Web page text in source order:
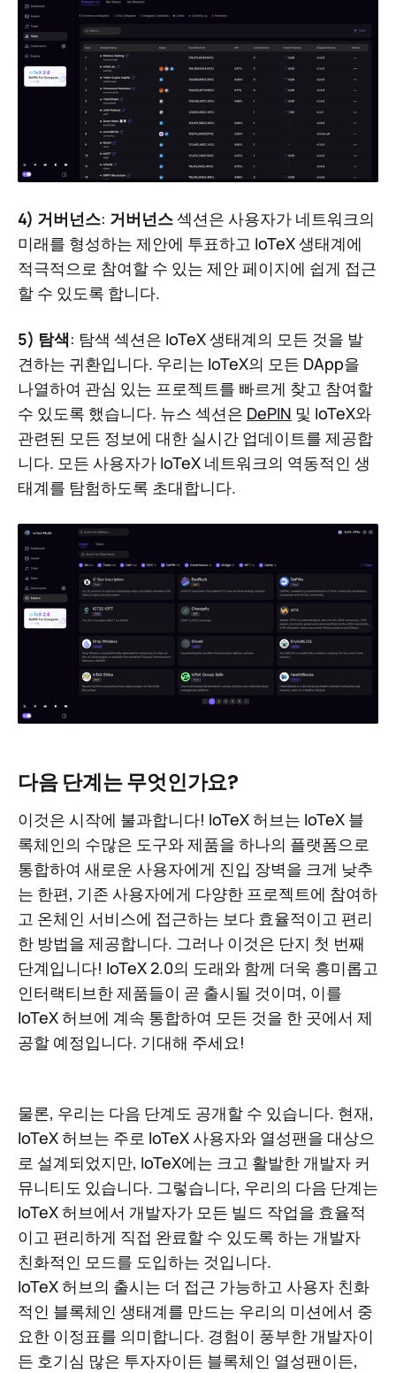
4) 거버넌스: 거버넌스섹션은 사용자가 네트워크의
미래를 형성하는 제안에 투표하고 IoTeX 생태계에
적극적으로 참여할 수 있는 제안 페이지에 쉽게 접근
할 수 있도록 합니다.
5) 탐색: 탐색 섹션은 IoTeX 생태계의 모든 것을 발
견하는 귀환입니다. 우리는 IoTeX의 모든 DApp을
나열하여 관심 있는 프로젝트를 빠르게 찾고 참여할
수 있도록 했습니다. 뉴스 섹션은 DePIN 및 IoTeX와
관련된 모든 정보에 대한 실시간 업데이트를 제공합
니다. 모든 사용자가 IoTeX 네트워크의 역동적인 생
태계를 탐험하도록 초대합니다.
다음 단계는 무엇인가요?
이것은 시작에 불과합니다! IoTeX 허브는 IoTeX 블
록체인의 수많은 도구와 제품을 하나의 플랫폼으로
통합하여 새로운 사용자에게 진입 장벽을 크게 낮추
는 한편, 기존 사용자에게 다양한 프로젝트에 참여하
고 온체인 서비스에 접근하는 보다 효율적이고 편리
한 방법을 제공합니다. 그러나 이것은 단지 첫 번째
단계입니다! IoTeX 2.0의 도래와 함께 더욱 흥미롭고
인터랙티브한 제품들이 곧 출시될 것이며, 이를
IoTeX 허브에 계속 통합하여 모든 것을 한 곳에서 제
공할 예정입니다. 기대해 주세요!
물론, 우리는 다음 단계도 공개할 수 있습니다. 현재,
IoTeX 허브는 주로 IoTeX 사용자와 열성팬을 대상으
로 설계되었지만, IoTeX에는 크고 활발한 개발자 커
뮤니티도 있습니다. 그렇습니다, 우리의 다음 단계는
IoTeX 허브에서 개발자가 모든 빌드 작업을 효율적
이고 편리하게 직접 완료할 수 있도록 하는 개발자
친화적인 모드를 도입하는 것입니다.
IoTeX 허브의 출시는 더 접근 가능하고 사용자 친화
적인 블록체인 생태계를 만드는 우리의 미션에서 중
요한 이정표를 의미합니다. 경험이 풍부한 개발자이
든 호기심 많은 투자자이든 블록체인 열성팬이든,